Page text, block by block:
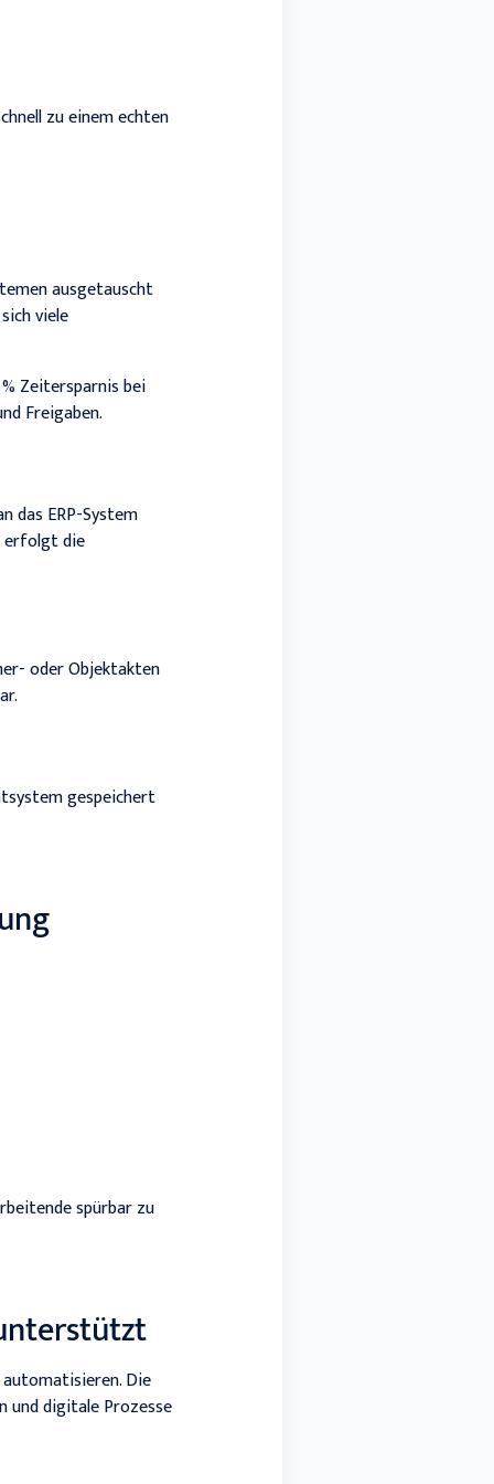
zu einem echten
ausgetauscht
viele
Zeitersparnis bei
Freigaben.
das ERP-System
erfolgt die
oder Objektakten
gespeichert
spürbar zu
Die
und digitale Prozesse